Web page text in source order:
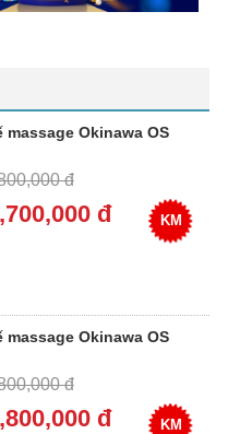
massage Okinawa OS
đ
đ KM
massage Okinawa OS
đ
đ KM